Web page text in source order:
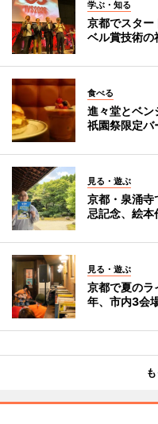
学ぶ・知る
京都でスター
ベル賞技術の
食べる
進々堂とベ
祇園祭限定バ
見る・遊ぶ
京都・泉涌
忌記念、絵本
見る・遊ぶ
京都で夏の
年、市内3会